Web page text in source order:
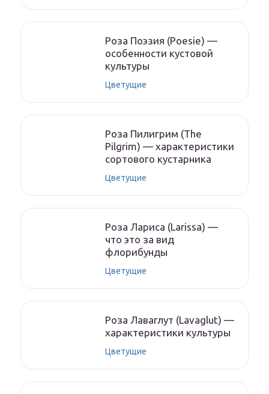
Роза Поэзия (Poesie) —
особенности кустовой
культуры
Цветущие
Роза Пилигрим (The
Pilgrim) — характеристики
сортового кустарника
Цветущие
Роза Лариса (Larissa) —
что это за вид
флорибунды
Цветущие
Роза Лаваглут (Lavaglut) —
характеристики культуры
Цветущие